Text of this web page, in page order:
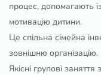
процес, допомагають
мотивацію дитини.
Це спільна сімейна
зовнішню організацію.
Якісні групові